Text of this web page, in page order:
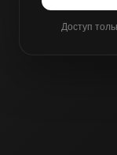
Доступ